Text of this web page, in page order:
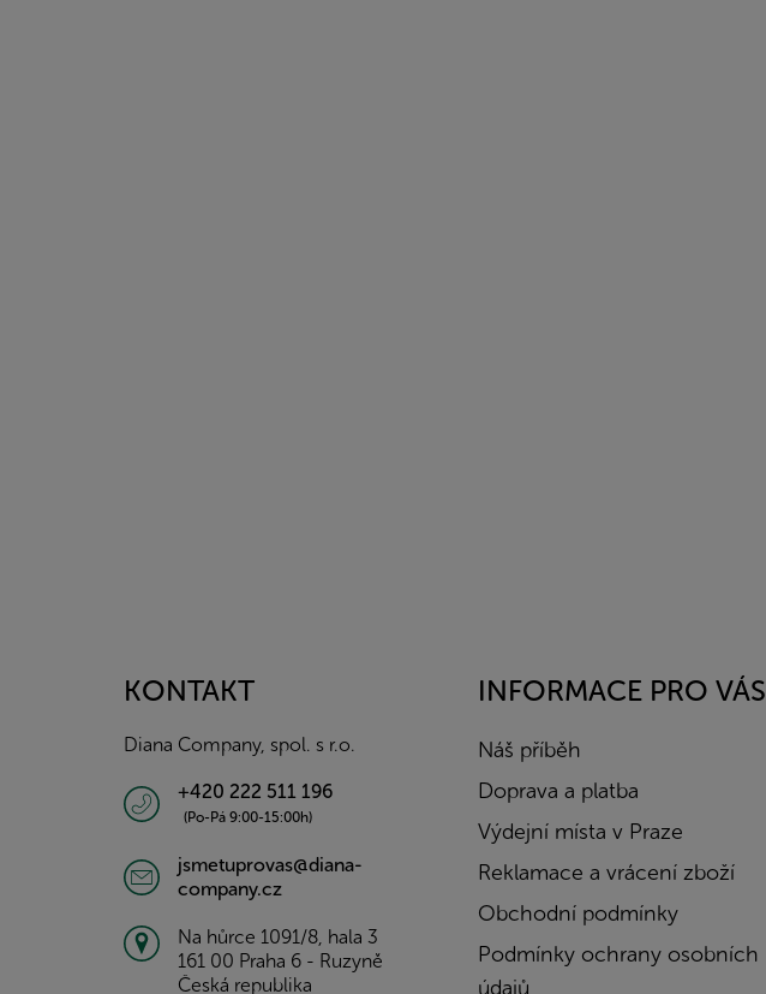
KONTAKT
Diana Company, spol. s r.o.
+420 222 511 196
(Po-Pá 9:00-15:00h)
jsmetuprovas@diana-
company.cz
Na hůrce 1091/8, hala 3
161 00 Praha 6 - Ruzyně
Česká republika
INFORMACE PRO VÁS
Náš příběh
Doprava a platba
Výdejní místa v Praze
Reklamace a vrácení zboží
Obchodní podmínky
Podmínky ochrany osobních
údajů